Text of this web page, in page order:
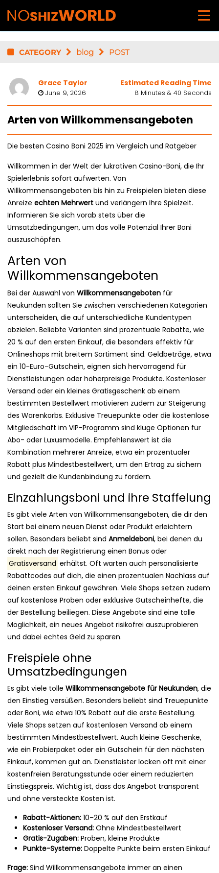
CATEGORY blog POST
Grace Taylor
June 9, 2026
Estimated Reading Time
8 Minutes & 40 Seconds
Arten von Willkommensangeboten
Die besten Casino Boni 2025 im Vergleich und Ratgeber
Willkommen in der Welt der lukrativen Casino-Boni, die Ihr
Spielerlebnis sofort aufwerten. Von
Willkommensangeboten bis hin zu Freispielen bieten diese
Anreize echten Mehrwert und verlängern Ihre Spielzeit.
Informieren Sie sich vorab stets über die
Umsatzbedingungen, um das volle Potenzial Ihrer Boni
auszuschöpfen.
Arten von
Willkommensangeboten
Bei der Auswahl von Willkommensangeboten für
Neukunden sollten Sie zwischen verschiedenen Kategorien
unterscheiden, die auf unterschiedliche Kundentypen
abzielen. Beliebte Varianten sind prozentuale Rabatte, wie
20 % auf den ersten Einkauf, die besonders effektiv für
Onlineshops mit breitem Sortiment sind. Geldbeträge, etwa
ein 10-Euro-Gutschein, eignen sich hervorragend für
Dienstleistungen oder höherpreisige Produkte. Kostenloser
Versand oder ein kleines Gratisgeschenk ab einem
bestimmten Bestellwert motivieren zudem zur Steigerung
des Warenkorbs. Exklusive Treuepunkte oder die kostenlose
Mitgliedschaft im VIP-Programm sind kluge Optionen für
Abo- oder Luxusmodelle. Empfehlenswert ist die
Kombination mehrerer Anreize, etwa ein prozentualer
Rabatt plus Mindestbestellwert, um den Ertrag zu sichern
und gezielt die Kundenbindung zu fördern.
Einzahlungsboni und ihre Staffelung
Es gibt viele Arten von Willkommensangeboten, die dir den
Start bei einem neuen Dienst oder Produkt erleichtern
sollen. Besonders beliebt sind Anmeldeboni, bei denen du
direkt nach der Registrierung einen Bonus oder
Gratisversand erhältst. Oft warten auch personalisierte
Rabattcodes auf dich, die einen prozentualen Nachlass auf
deinen ersten Einkauf gewähren. Viele Shops setzen zudem
auf kostenlose Proben oder exklusive Gutscheinhefte, die
der Bestellung beiliegen. Diese Angebote sind eine tolle
Möglichkeit, ein neues Angebot risikofrei auszuprobieren
und dabei echtes Geld zu sparen.
Freispiele ohne
Umsatzbedingungen
Es gibt viele tolle Willkommensangebote für Neukunden, die
den Einstieg versüßen. Besonders beliebt sind Treuepunkte
oder Boni, wie etwa 10% Rabatt auf die erste Bestellung.
Viele Shops setzen auf kostenlosen Versand ab einem
bestimmten Mindestbestellwert. Auch kleine Geschenke,
wie ein Probierpaket oder ein Gutschein für den nächsten
Einkauf, kommen gut an. Dienstleister locken oft mit einer
kostenfreien Beratungsstunde oder einem reduzierten
Einstiegspreis. Wichtig ist, dass das Angebot transparent
und ohne versteckte Kosten ist.
Rabatt-Aktionen: 10–20 % auf den Erstkauf
Kostenloser Versand: Ohne Mindestbestellwert
Gratis-Zugaben: Proben, kleine Produkte
Punkte-Systeme: Doppelte Punkte beim ersten Einkauf
Frage: Sind Willkommensangebote immer an einen